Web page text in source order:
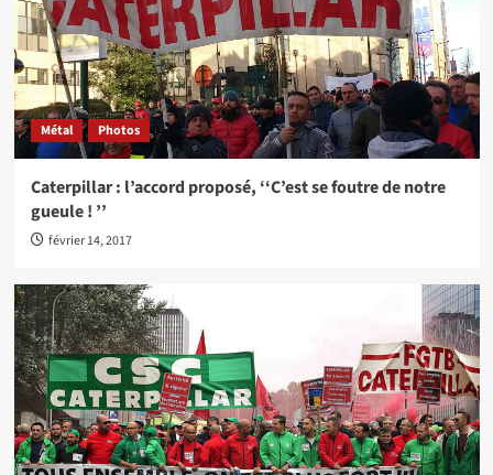
Métal Photos
Caterpillar : l’accord proposé, ‘‘C’est se foutre de notre
gueule ! ’’
février 14, 2017